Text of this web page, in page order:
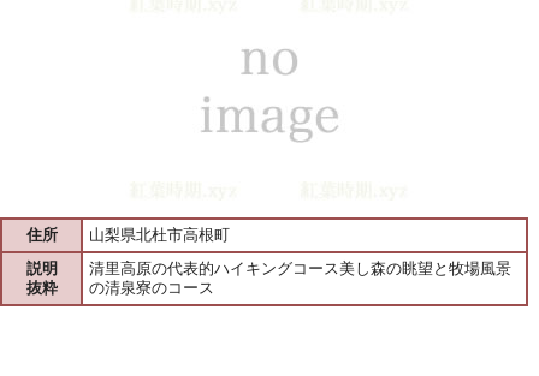
住所
山梨県北杜市高根町
説明
抜粋
清里高原の代表的ハイキングコース美し森の眺望と牧場風景
の清泉寮のコース